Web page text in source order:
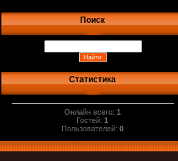
Поиск
Статистика
Онлайн всего:1
Гостей:1
Пользователей:0